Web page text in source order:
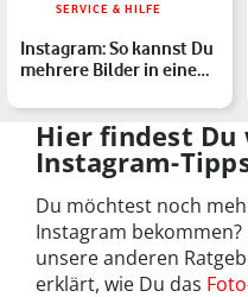
SERVICE & HILFE
Instagram: So kannst Du
mehrere Bilder in einem
Hier findest Du
Instagram-
Du möchtest noch
Instagram
unsere anderen
erklärt, wie Du das